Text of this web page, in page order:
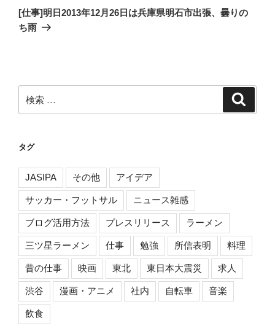
ー
シ
の
投
[仕事]明日2013年12月26日は兵庫県明石市出張、曇りの
ち雨
索:
タグ
JASIPA その他 アイデア
サッカー・フットサル ニュース雑感
ブログ活用方法 プレスリリース ラーメン
三ツ星ラーメン 仕事 勉強 所信表明 料理
昔の仕事 映画 東北 東日本大震災 求人
渋谷 漫画・アニメ 社内 自転車 音楽
飲食